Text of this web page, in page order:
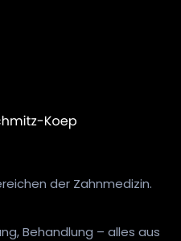
der Zahnmedizin.
Behandlung – alles aus